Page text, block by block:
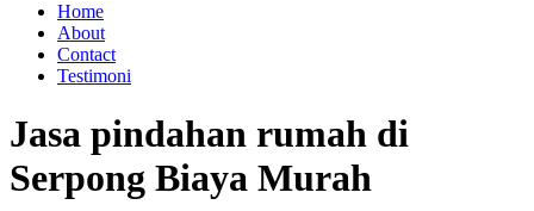
Home
About
Contact
Testimoni
Jasa pindahan rumah di
Serpong Biaya Murah